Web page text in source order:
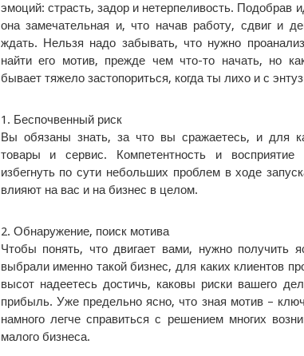
эмоций: страсть, задор и нетерпеливость. Подобрав
она замечательная и, что начав работу, сдвиг и
ждать. Нельзя надо забывать, что нужно
найти его мотив, прежде чем что-то начать, но
бывает тяжело застопориться, когда ты лихо и с
1. Беспочвенный риск
Вы обязаны знать, за что вы сражаетесь, и для
товары и сервис. Компетентность и
избегнуть по сути небольших проблем в ходе
влияют на вас и на бизнес в целом.
2. Обнаружение, поиск мотива
Чтобы понять, что двигает вами, нужно получить
выбрали именно такой бизнес, для каких клиентов
высот надеетесь достичь, каковы риски вашего
прибыль. Уже предельно ясно, что зная мотив –
намного легче справиться с решением многих
малого бизнеса.